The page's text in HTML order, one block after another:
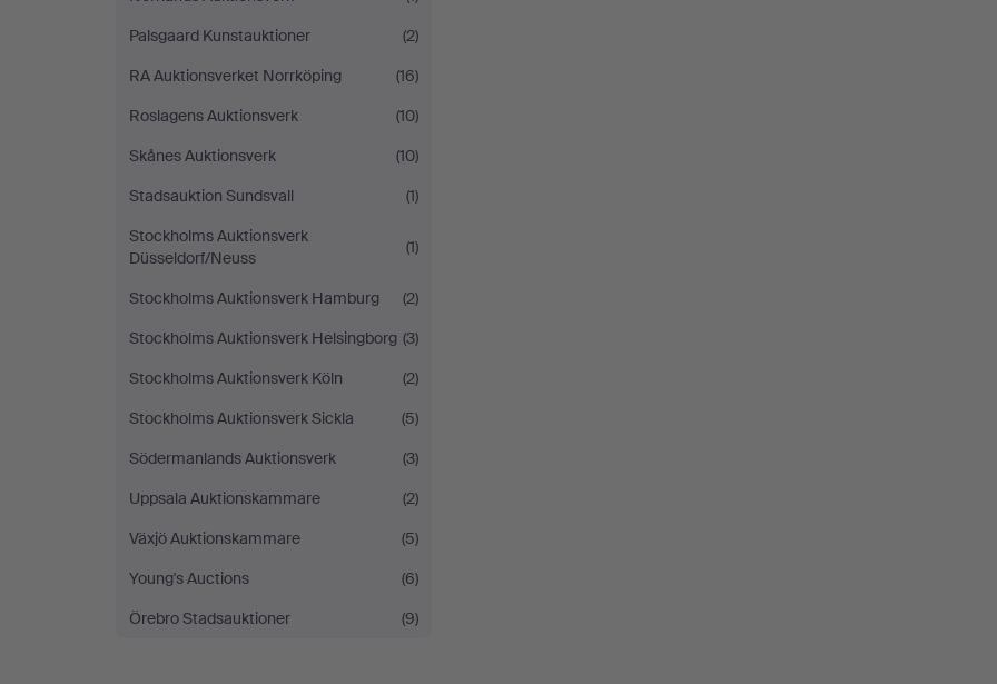
Palsgaard Kunstauktioner
(2)
RA Auktionsverket Norrköping
(16)
Roslagens Auktionsverk
(10)
Skånes Auktionsverk
(10)
Stadsauktion Sundsvall
(1)
Stockholms Auktionsverk
Düsseldorf/Neuss
(1)
Stockholms Auktionsverk Hamburg
(2)
Stockholms Auktionsverk Helsingborg (3)
Stockholms Auktionsverk Köln
(2)
Stockholms Auktionsverk Sickla
(5)
Södermanlands Auktionsverk
(3)
Uppsala Auktionskammare
(2)
Växjö Auktionskammare
(5)
Young's Auctions
(6)
Örebro Stadsauktioner
(9)